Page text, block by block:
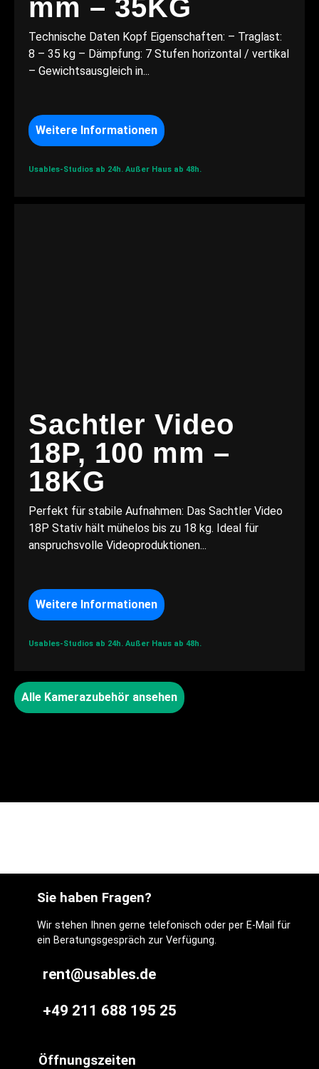
mm – 35KG
Technische Daten Kopf Eigenschaften: – Traglast:
8 – 35 kg – Dämpfung: 7 Stufen horizontal / vertikal
– Gewichtsausgleich in...
Weitere Informationen
Usables-Studios ab 24h. Außer Haus ab 48h.
Sachtler Video
18P, 100 mm –
18KG
Perfekt für stabile Aufnahmen: Das Sachtler Video
18P Stativ hält mühelos bis zu 18 kg. Ideal für
anspruchsvolle Videoproduktionen...
Weitere Informationen
Usables-Studios ab 24h. Außer Haus ab 48h.
Alle Kamerazubehör ansehen
Sie haben Fragen?
Wir stehen Ihnen gerne telefonisch oder per E-Mail für
ein Beratungsgespräch zur Verfügung.
rent@usables.de
+49 211 688 195 25
Öffnungszeiten